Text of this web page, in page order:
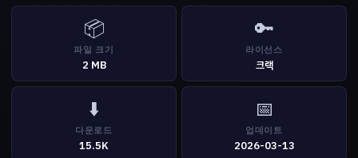
📦
파일 크기
2 MB
🔑
라이선스
크랙
⬇️
다운로드
15.5K
📅
업데이트
2026-03-13